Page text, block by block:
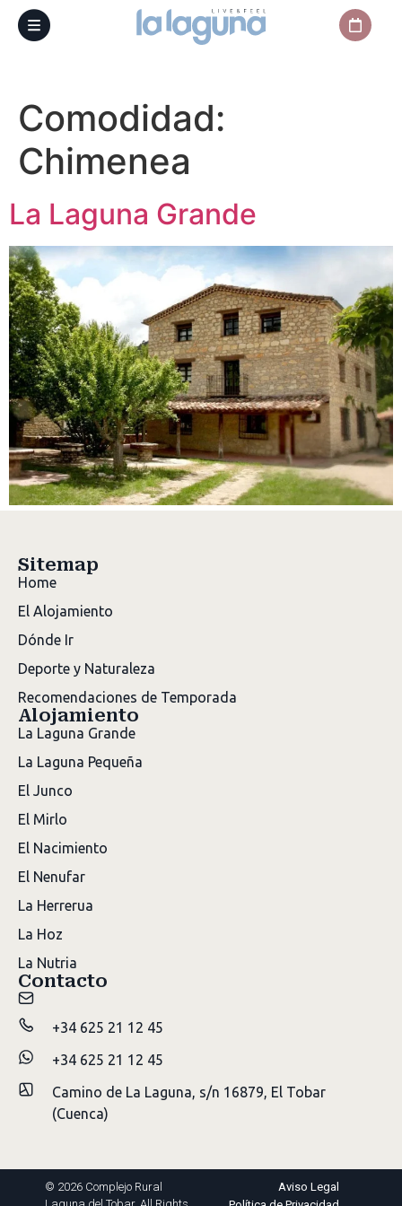
Comodidad:
Chimenea
La Laguna Grande
Sitemap
Home
El Alojamiento
Dónde Ir
Deporte y Naturaleza
Recomendaciones de Temporada
Alojamiento
La Laguna Grande
La Laguna Pequeña
El Junco
El Mirlo
El Nacimiento
El Nenufar
La Herrerua
La Hoz
La Nutria
Contacto
+34 625 21 12 45
+34 625 21 12 45
Camino de La Laguna, s/n 16879, El Tobar
(Cuenca)
© 2026 Complejo Rural
Aviso Legal